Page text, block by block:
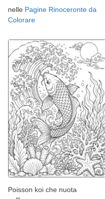
nelle Pagine Rinoceronte da
Colorare
Poisson koi che nuota